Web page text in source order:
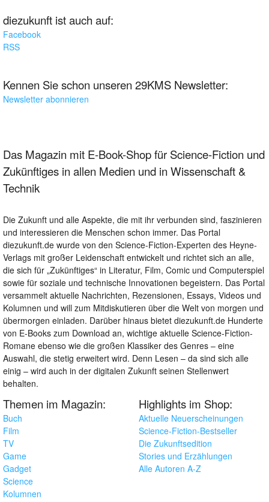
diezukunft ist auch auf:
Facebook
RSS
Kennen Sie schon unseren 29KMS Newsletter:
Newsletter abonnieren
Das Magazin mit E-Book-Shop für Science-Fiction und
Zukünftiges in allen Medien und in Wissenschaft &
Technik
Die Zukunft und alle Aspekte, die mit ihr verbunden sind, faszinieren
und interessieren die Menschen schon immer. Das Portal
diezukunft.de wurde von den Science-Fiction-Experten des Heyne-
Verlags mit großer Leidenschaft entwickelt und richtet sich an alle,
die sich für „Zukünftiges“ in Literatur, Film, Comic und Computerspiel
sowie für soziale und technische Innovationen begeistern. Das Portal
versammelt aktuelle Nachrichten, Rezensionen, Essays, Videos und
Kolumnen und will zum Mitdiskutieren über die Welt von morgen und
übermorgen einladen. Darüber hinaus bietet diezukunft.de Hunderte
von E-Books zum Download an, wichtige aktuelle Science-Fiction-
Romane ebenso wie die großen Klassiker des Genres – eine
Auswahl, die stetig erweitert wird. Denn Lesen – da sind sich alle
einig – wird auch in der digitalen Zukunft seinen Stellenwert
behalten.
Themen im Magazin:
Buch
Film
TV
Game
Gadget
Science
Kolumnen
Highlights im Shop:
Aktuelle Neuerscheinungen
Science-Fiction-Bestseller
Die Zukunftsedition
Stories und Erzählungen
Alle Autoren A-Z